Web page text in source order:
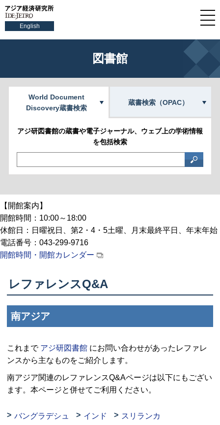
English
図書館
World Document
Discovery蔵書検索
蔵書検索（OPAC）
アジ研図書館の蔵書や電子ジャーナル、ウェブ上の学術情報
を包括検索
【開館案内】
開館時間：10:00～18:00
休館日：日曜祝日、第2・4・5土曜、月末最終平日、年末年始
電話番号：043-299-9716
開館時間・開館カレンダー
レファレンスQ&A
南アジア
これまで アジ研図書館 にお問い合わせがあったレファレ
ンスから主なものをご紹介します。
南アジア関連のレファレンスQ&Aページは以下にもござい
ます。本ページと併せてご利用ください。
バングラデシュ インド
スリランカ